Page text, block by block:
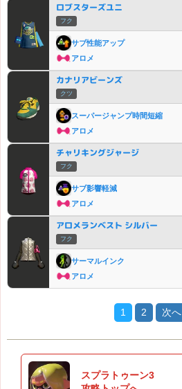
ロブスターズユニ
フク
サブ性能アップ
アロメ
カナリアビーンズ
クツ
スーパージャンプ時間短縮
アロメ
チャリキングジャージ
フク
サブ影響軽減
アロメ
アロメランベスト シルバー
フク
サーマルインク
アロメ
1 2 次へ
スプラトゥーン3